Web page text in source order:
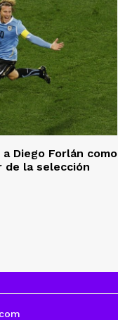
Diego Forlán como
de la selección